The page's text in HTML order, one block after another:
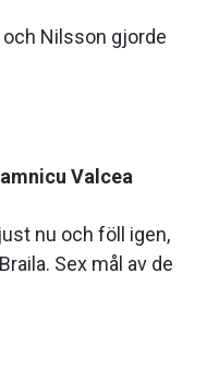
Nilsson gjorde
Valcea
nu och föll igen,
Sex mål av de